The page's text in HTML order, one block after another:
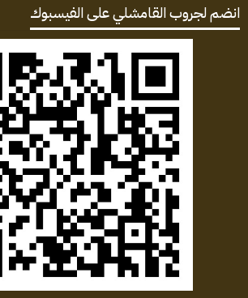
انضم لجروب القامشلي على الفيسبوك